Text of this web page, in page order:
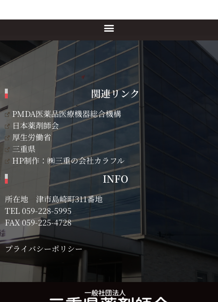
関連リンク
PMDA医薬品医療機器総合機構
日本薬剤師会
厚生労働省
三重県
HP制作：㈱三重の会社カラフル
INFO
所在地 津市島崎町311番地
TEL059-228-5995
FAX 059-225-4728
プライバシーポリシー